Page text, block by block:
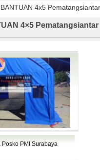
4x5 Pematangsiantar
4×5 Pematangsiantar
Posko PMI Surabaya